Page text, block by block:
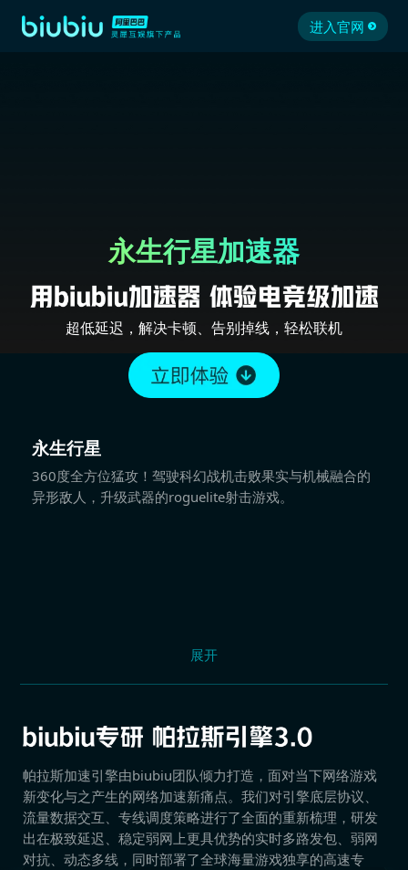
进入官网
永生行星加速器
超低延迟，解决卡顿、告别掉线，轻松联机
永生行星
360度全方位猛攻！驾驶科幻战机击败果实与机械融合的
异形敌人，升级武器的roguelite射击游戏。
展开
帕拉斯加速引擎由biubiu团队倾力打造，面对当下网络游戏
新变化与之产生的网络加速新痛点。我们对引擎底层协议、
流量数据交互、专线调度策略进行了全面的重新梳理，研发
出在极致延迟、稳定弱网上更具优势的实时多路发包、弱网
对抗、动态多线，同时部署了全球海量游戏独享的高速专